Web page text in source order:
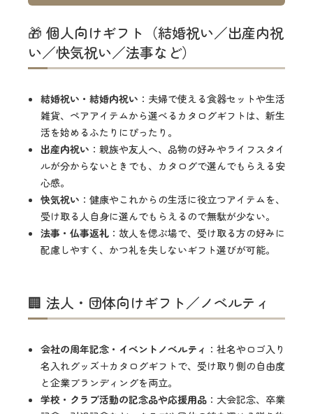
🎁 個人向けギフト（結婚祝い／出産内祝
い／快気祝い／法事など）
結婚祝い・結婚内祝い ：夫婦で使える食器セットや生活
雑貨、ペアアイテムから選べるカタログギフトは、新生
活を始めるふたりにぴったり。
出産内祝い ：親族や友人へ、品物の好みやライフスタイ
ルが分からないときでも、カタログで選んでもらえる安
心感。
快気祝い ：健康やこれからの生活に役立つアイテムを、
受け取る人自身に選んでもらえるので無駄が少ない。
法事・仏事返礼：故人を偲ぶ場で、受け取る方の好みに
配慮しやすく、かつ礼を失しないギフト選びが可能。
🏢 法人・団体向けギフト／ノベルティ
会社の周年記念・イベントノベルティ ：社名やロゴ入り
名入れグッズ＋カタログギフトで、受け取り側の自由度
と企業ブランディングを両立。
学校・クラブ活動の記念品や応援用品：大会記念、卒業